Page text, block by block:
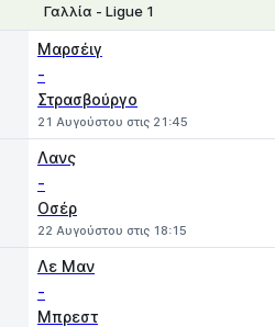
Γαλλία - Ligue 1
Μαρσέιγ
-
Στρασβούργο
21 Αυγούστου στις 21:45
Λανς
-
Οσέρ
22 Αυγούστου στις 18:15
Λε Μαν
-
Μπρεστ